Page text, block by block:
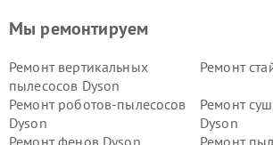
Мы ремонтируем
Ремонт вертикальных
пылесосов Dyson
Ремонт
Ремонт роботов-пылесосов
Dyson
Ремонт
Dyson
Ремонт фенов Dyson
Ремонт